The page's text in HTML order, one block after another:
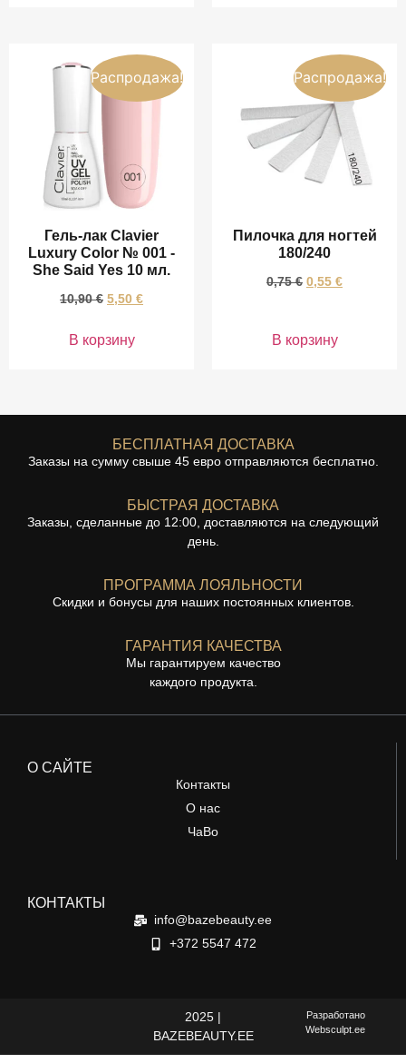
Распродажа!
Гель-лак Clavier
Luxury Color № 001 -
She Said Yes 10 мл.
10,90€ 5,50 €
В корзину
Распродажа!
Пилочка для ногтей
180/240
0,75€ 0,55 €
В корзину
БЕСПЛАТНАЯ ДОСТАВКА
Заказы на сумму свыше 45 евро отправляются бесплатно.
БЫСТРАЯ ДОСТАВКА
Заказы, сделанные до 12:00, доставляются на следующий
день.
ПРОГРАММА ЛОЯЛЬНОСТИ
Скидки и бонусы для наших постоянных клиентов.
ГАРАНТИЯ КАЧЕСТВА
Мы гарантируем качество
каждого продукта.
О САЙТЕ
Контакты
О нас
ЧаВо
КОНТАКТЫ
info@bazebeauty.ee
+372 5547 472
2025 |
BAZEBEAUTY.EE
Разработано
Websculpt.ee